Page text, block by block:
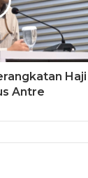
Haji
Antre